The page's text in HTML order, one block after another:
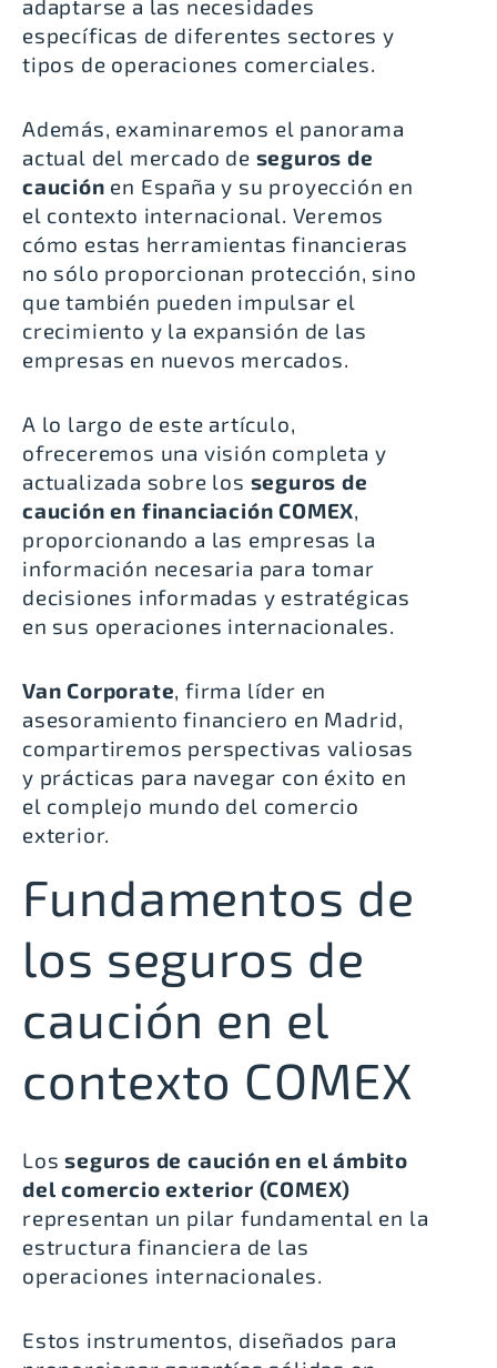
adaptarse a las necesidades
específicas de diferentes sectores y
tipos de operaciones comerciales.
Además, examinaremos el panorama
actual del mercado de seguros de
caución en España y su proyección en
el contexto internacional. Veremos
cómo estas herramientas financieras
no sólo proporcionan protección, sino
que también pueden impulsar el
crecimiento y la expansión de las
empresas en nuevos mercados.
A lo largo de este artículo,
ofreceremos una visión completa y
actualizada sobre los seguros de
caución en financiación COMEX,
proporcionando a las empresas la
información necesaria para tomar
decisiones informadas y estratégicas
en sus operaciones internacionales.
Van Corporate, firma líder en
asesoramiento financiero en Madrid,
compartiremos perspectivas valiosas
y prácticas para navegar con éxito en
el complejo mundo del comercio
exterior.
Fundamentos de
los seguros de
caución en el
contexto COMEX
Losseguros de caución en el ámbito
del comercio exterior (COMEX)
representan un pilar fundamental en la
estructura financiera de las
operaciones internacionales.
Estos instrumentos, diseñados para